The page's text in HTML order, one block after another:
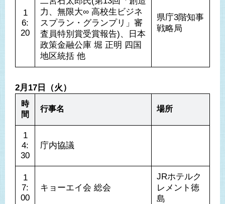
1
6:
20
力、無限大∞ 高校生ビジネ
スプラン・グランプリ」審
査員特別賞受賞報告)、日本
政策金融公庫 堀 正明 四国
地区統括 他
県庁3階知事
戦略局
2月17日（火）
時
間
行事名 場所
1
4:
30
庁内協議
1
7:
00
キョーエイ会 総会
JRホテルク
レメント徳
島